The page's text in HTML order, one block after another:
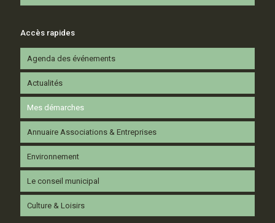
Accès rapides
Agenda des événements
Actualités
Mes démarches
Annuaire Associations & Entreprises
Environnement
Le conseil municipal
Culture & Loisirs